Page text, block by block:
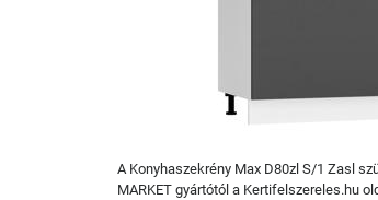
A Konyhaszekrény Max D80zl S/1 Zasl
MARKET gyártótól a Kertifelszereles.hu